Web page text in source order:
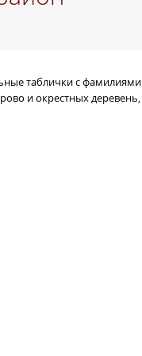
таблички с фамилиями
и окрестных деревень,